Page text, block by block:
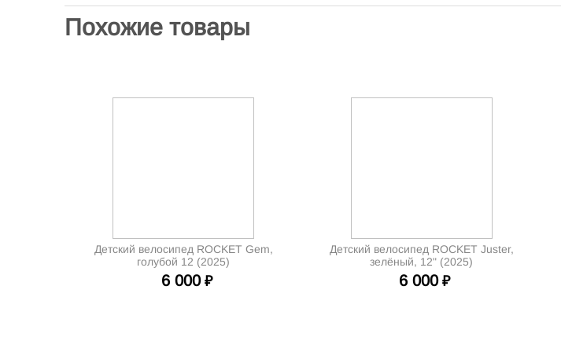
Похожие товары
Детский велосипед ROCKET Gem,
голубой 12 (2025)
6 000 ₽
Детский велосипед ROCKET Juster,
зелёный, 12" (2025)
6 000 ₽